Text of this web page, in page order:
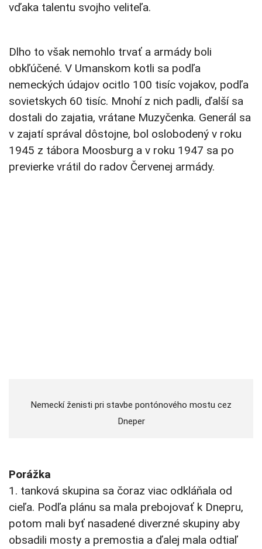
vďaka talentu svojho veliteľa.
Dlho to však nemohlo trvať a armády boli
obkľúčené. V Umanskom kotli sa podľa
nemeckých údajov ocitlo 100 tisíc vojakov, podľa
sovietskych 60 tisíc. Mnohí z nich padli, ďalší sa
dostali do zajatia, vrátane Muzyčenka. Generál sa
v zajatí správal dôstojne, bol oslobodený v roku
1945 z tábora Moosburg a v roku 1947 sa po
previerke vrátil do radov Červenej armády.
Nemeckí ženisti pri stavbe pontónového mostu cez
Dneper
Porážka
1. tanková skupina sa čoraz viac odkláňala od
cieľa. Podľa plánu sa mala prebojovať k Dnepru,
potom mali byť nasadené diverzné skupiny aby
obsadili mosty a premostia a ďalej mala odtiaľ